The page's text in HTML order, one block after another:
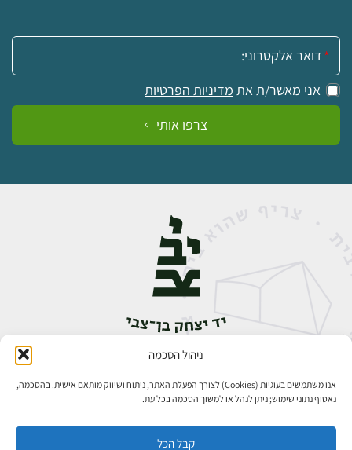
ניהול הסכמה
אנו משתמשים בעוגיות (Cookies) לצורך הפעלת האתר, ניתוח ושיווק מותאם אישית. בהסכמה,
נאסוף נתוני שימוש; ניתן לנהל או למשוך הסכמה בכל עת.
קבל הכל
אימייל:
אני מאשר/ת את מדיניות הפרטיות
צרפו אותי
אבן גבירול 14, רחביה, ירושלים